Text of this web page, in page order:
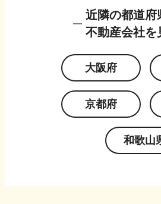
近隣の都道府
不動産会社を
大阪府
京都府
和歌山